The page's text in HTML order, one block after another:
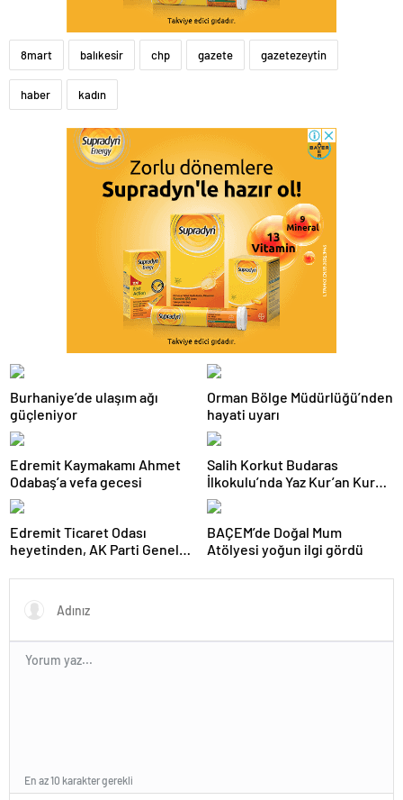
8mart balıkesir chp gazete gazetezeytin
haber kadın
Burhaniye’de ulaşım ağı
güçleniyor
Orman Bölge Müdürlüğü’nden
hayati uyarı
Edremit Kaymakamı Ahmet
Odabaş’a vefa gecesi
Salih Korkut Budaras
İlkokulu’nda Yaz Kur’an Kursu
belge töreni düzenlendi
Edremit Ticaret Odası
heyetinden, AK Parti Genel
BAÇEM’de Doğal Mum
Atölyesi yoğun ilgi gördü
En az 10 karakter gerekli